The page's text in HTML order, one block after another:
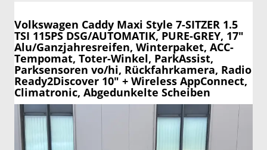
Volkswagen Caddy Maxi Style 7-SITZER 1.5
TSI 115PS DSG/AUTOMATIK, PURE-GREY, 17"
Alu/Ganzjahresreifen, Winterpaket, ACC-
Tempomat, Toter-Winkel, ParkAssist,
Parksensoren vo/hi, Rückfahrkamera, Radio
Ready2Discover 10" + Wireless AppConnect,
Climatronic, Abgedunkelte Scheiben